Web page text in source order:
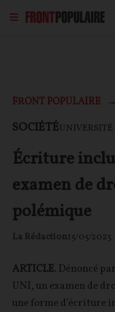
FRONT POPULAIRE
SOCIÉTÉUNIVERSITÉ
Écriture
examen de
polémique
La Rédaction15/05/2023
ARTICLE. Dénoncé
UNI, un examen de
une forme d’écriture